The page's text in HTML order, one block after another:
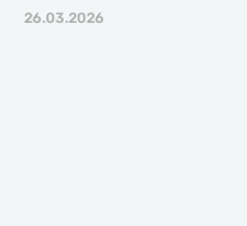
26.03.2026